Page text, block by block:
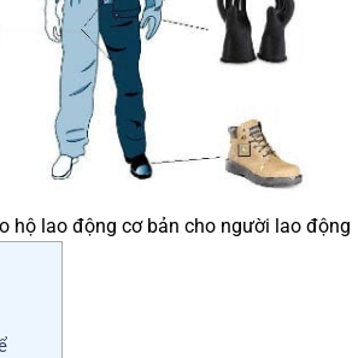
hộ lao động cơ bản cho người lao động